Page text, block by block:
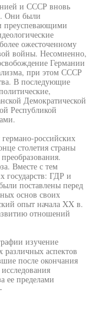
и СССР вновь
Они были
преуспевающими
ожесточенному
войны. Несомненно,
Германии
при этом СССР
В последующие
Демократической
Республикой
российских
столетия страны
Вместе с тем
государств: ГДР и
поставлены перед
основ своих
опыт начала XX в.
отношений
изучение
аспектов
после окончания
ее пределами